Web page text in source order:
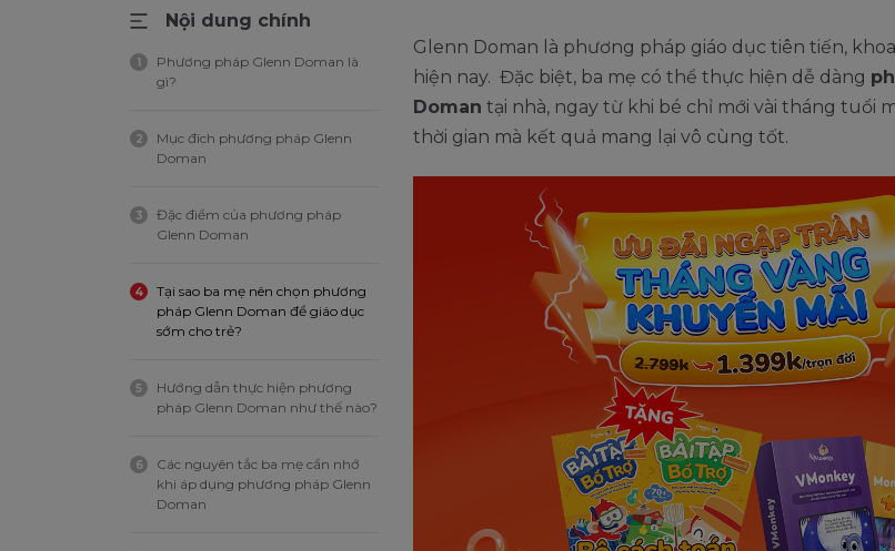
Nội dung chính
1
Phương pháp Glenn Doman là
gì?
2
Mục đích phương pháp Glenn
Doman
3
Đặc điểm của phương pháp
Glenn Doman
4
Tại sao ba mẹ nên chọn phương
pháp Glenn Doman để giáo dục
sớm cho trẻ?
5
Hướng dẫn thực hiện phương
pháp Glenn Doman như thế nào?
6
Các nguyên tắc ba mẹ cần nhớ
khi áp dụng phương pháp Glenn
Doman
Glenn Doman là phương pháp giáo dục tiên tiến,
hiện nay. Đặc biệt, ba mẹ có thể thực hiện dễ dàng
Doman tại nhà, ngay từ khi bé chỉ mới vài tháng tuổi
thời gian mà kết quả mang lại vô cùng tốt.